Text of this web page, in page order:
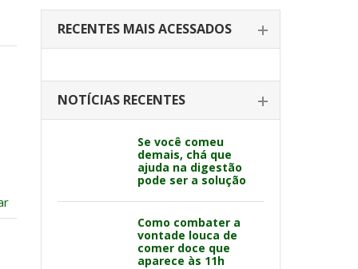
RECENTES MAIS ACESSADOS
NOTÍCIAS RECENTES
Se você comeu
demais, chá que
ajuda na digestão
pode ser a solução
Como combater a
vontade louca de
comer doce que
aparece às 11h